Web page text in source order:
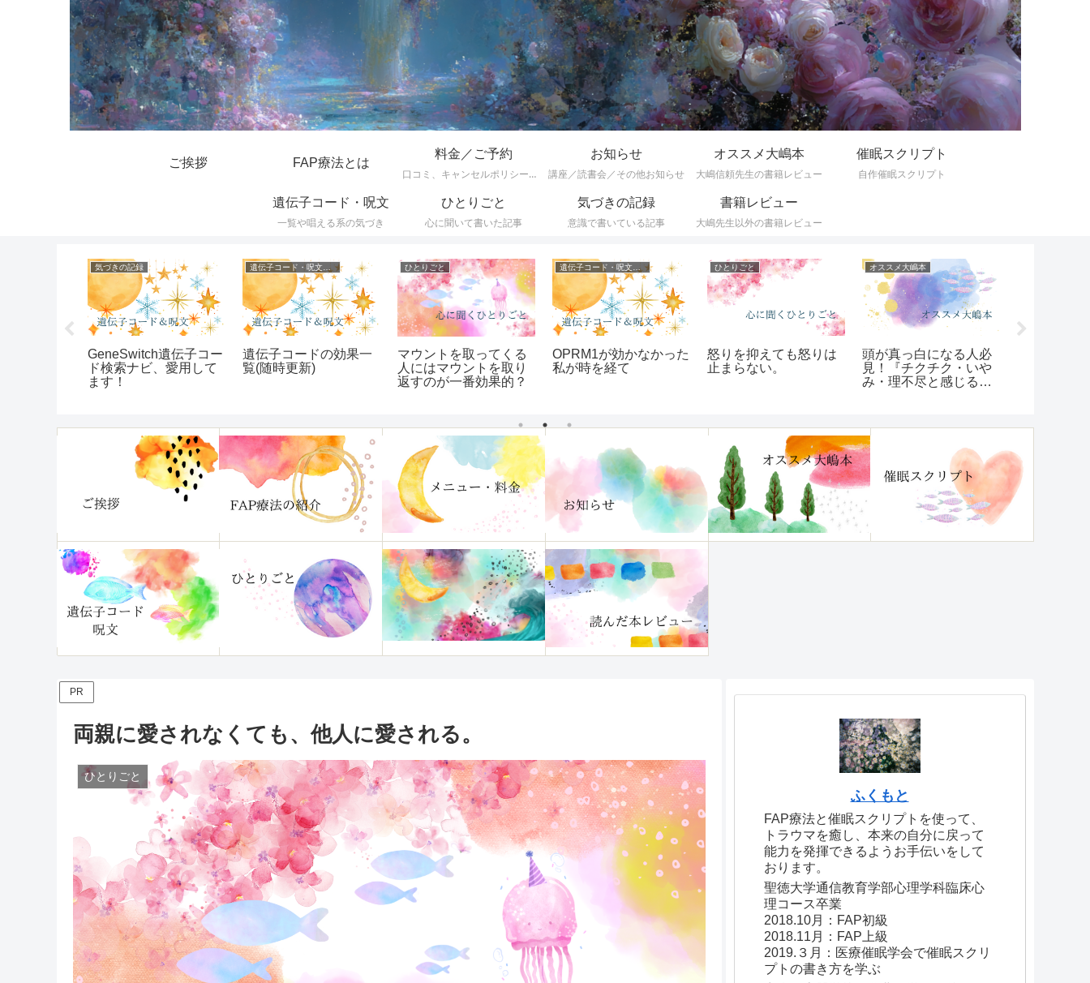
ご挨拶 FAP療法とは
料金／ご予約
口コミ、キャンセルポリシーなど
お知らせ
講座／読書会／その他お知らせ
オススメ大嶋本
大嶋信頼先生の書籍レビュー
催眠スクリプト
自作催眠スクリプト
遺伝子コード・呪文
一覧や唱える系の気づき
ひとりごと
心に聞いて書いた記事
気づきの記録
意識で書いている記事
書籍レビュー
大嶋先生以外の書籍レビュー
気づきの記録
GeneSwitch遺伝子コー
ド検索ナビ、愛用して
ます！
遺伝子コード・呪文一覧
遺伝子コードの効果一
覧(随時更新)
ひとりごと
マウントを取ってくる
人にはマウントを取り
返すのが一番効果的？
遺伝子コード・呪文一覧
OPRM1が効かなかった
私が時を経て
ひとりごと
怒りを抑えても怒りは
止まらない。
オススメ大嶋本
頭が真っ白になる人必
見！『チクチク・いや
み・理不尽と感じる
PR
両親に愛されなくても、他人に愛される。
ひとりごと
ふくもと
FAP療法と催眠スクリプトを使って、
トラウマを癒し、本来の自分に戻って
能力を発揮できるようお手伝いをして
おります。
聖徳大学通信教育学部心理学科臨床心
理コース卒業
2018.10月：FAP初級
2018.11月：FAP上級
2019.３月：医療催眠学会で催眠スクリ
プトの書き方を学ぶ